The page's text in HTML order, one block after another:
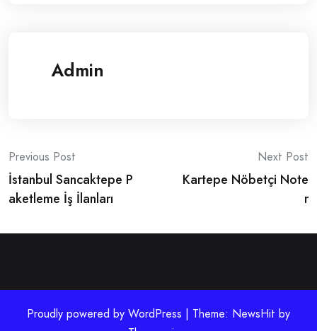
Admin
Post
navigation
Previous Post
İstanbul Sancaktepe P
aketleme İş İlanları
Next Post
Kartepe Nöbetçi Note
r
Proudly powered by WordPress | Theme: NewsHit by